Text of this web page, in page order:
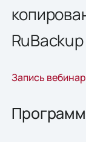
Запись